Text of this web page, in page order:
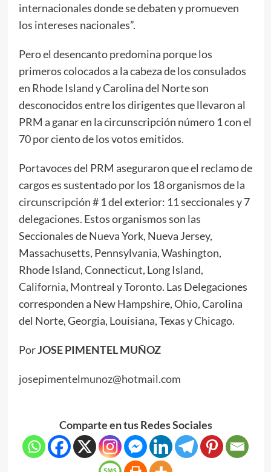
internacionales donde se debaten y promueven
los intereses nacionales”.
Pero el desencanto predomina porque los
primeros colocados a la cabeza de los consulados
en Rhode Island y Carolina del Norte son
desconocidos entre los dirigentes que llevaron al
PRM a ganar en la circunscripción número 1 con el
70 por ciento de los votos emitidos.
Portavoces del PRM aseguraron que el reclamo de
cargos es sustentado por los 18 organismos de la
circunscripción # 1 del exterior: 11 seccionales y 7
delegaciones. Estos organismos son las
Seccionales de Nueva York, Nueva Jersey,
Massachusetts, Pennsylvania, Washington,
Rhode Island, Connecticut, Long Island,
California, Montreal y Toronto. Las Delegaciones
corresponden a New Hampshire, Ohio, Carolina
del Norte, Georgia, Louisiana, Texas y Chicago.
PorJOSE PIMENTEL MUÑOZ
josepimentelmunoz@hotmail.com
Comparte en tus Redes Sociales